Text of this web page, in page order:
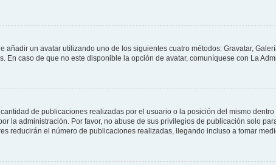
añadir un avatar utilizando uno de los siguientes cuatro métodos: Gravatar,
caso de que no este disponible la opción de avatar, comuníquese con La
de publicaciones realizadas por el usuario o la posición del mismo
la administración. Por favor, no abuse de sus privilegios de publicación solo
reducirán el número de publicaciones realizadas, llegando incluso a tomar